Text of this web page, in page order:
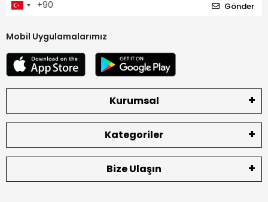
Gönder
Mobil Uygulamalarımız
Kurumsal
Kategoriler
Bize Ulaşın